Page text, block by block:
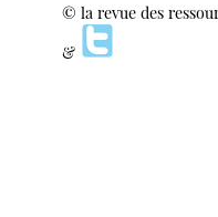
© la revue des
&